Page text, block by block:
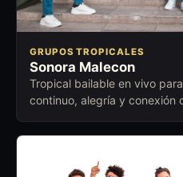
GRUPOS TROPICALES
Sonora Malecon
Tropical bailable en vivo
continuo, alegría y conexión